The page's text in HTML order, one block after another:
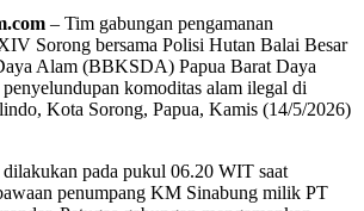
– Tim gabungan pengamanan
Sorong bersama Polisi Hutan Balai Besar
Alam (BBKSDA) Papua Barat Daya
komoditas alam ilegal di
Kota Sorong, Papua, Kamis (14/5/2026)
pada pukul 06.20 WIT saat
penumpang KM Sinabung milik PT